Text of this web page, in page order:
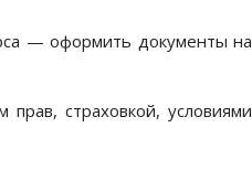
— оформить документы на
страховкой, условиями